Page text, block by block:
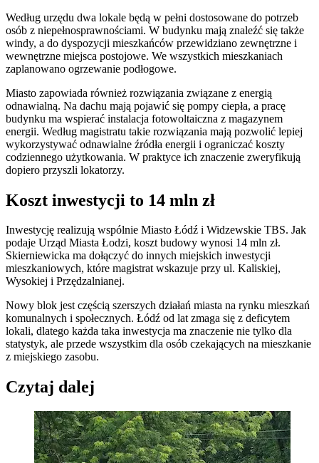
Według urzędu dwa lokale będą w pełni dostosowane do potrzeb
osób z niepełnosprawnościami. W budynku mają znaleźć się także
windy, a do dyspozycji mieszkańców przewidziano zewnętrzne i
wewnętrzne miejsca postojowe. We wszystkich mieszkaniach
zaplanowano ogrzewanie podłogowe.
Miasto zapowiada również rozwiązania związane z energią
odnawialną. Na dachu mają pojawić się pompy ciepła, a pracę
budynku ma wspierać instalacja fotowoltaiczna z magazynem
energii. Według magistratu takie rozwiązania mają pozwolić lepiej
wykorzystywać odnawialne źródła energii i ograniczać koszty
codziennego użytkowania. W praktyce ich znaczenie zweryfikują
dopiero przyszli lokatorzy.
Koszt inwestycji to 14 mln zł
Inwestycję realizują wspólnie Miasto Łódź i Widzewskie TBS. Jak
podaje Urząd Miasta Łodzi, koszt budowy wynosi 14 mln zł.
Skierniewicka ma dołączyć do innych miejskich inwestycji
mieszkaniowych, które magistrat wskazuje przy ul. Kaliskiej,
Wysokiej i Przędzalnianej.
Nowy blok jest częścią szerszych działań miasta na rynku mieszkań
komunalnych i społecznych. Łódź od lat zmaga się z deficytem
lokali, dlatego każda taka inwestycja ma znaczenie nie tylko dla
statystyk, ale przede wszystkim dla osób czekających na mieszkanie
z miejskiego zasobu.
Czytaj dalej